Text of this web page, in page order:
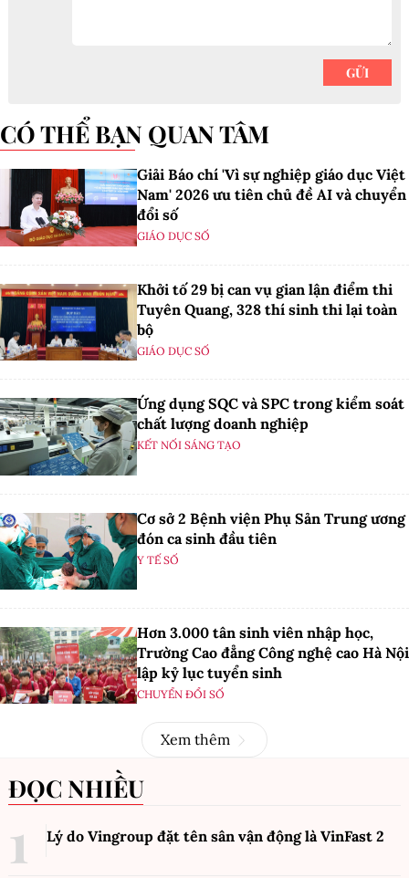
CÓ THỂ BẠN QUAN TÂM
Giải Báo chí 'Vì sự nghiệp giáo dục Việt
Nam' 2026 ưu tiên chủ đề AI và chuyển
đổi số
GIÁO DỤC SỐ
Khởi tố 29 bị can vụ gian lận điểm thi
Tuyên Quang, 328 thí sinh thi lại toàn
bộ
GIÁO DỤC SỐ
Ứng dụng SQC và SPC trong kiểm soát
chất lượng doanh nghiệp
KẾT NỐI SÁNG TẠO
Cơ sở 2 Bệnh viện Phụ Sản Trung ương
đón ca sinh đầu tiên
Y TẾ SỐ
Hơn 3.000 tân sinh viên nhập học,
Trường Cao đẳng Công nghệ cao Hà Nội
lập kỷ lục tuyển sinh
CHUYỂN ĐỔI SỐ
Xem thêm
ĐỌC NHIỀU
Lý do Vingroup đặt tên sân vận động là VinFast 2